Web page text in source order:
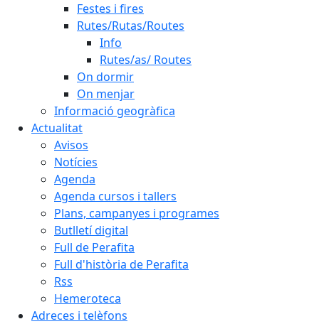
Festes i fires
Rutes/Rutas/Routes
Info
Rutes/as/ Routes
On dormir
On menjar
Informació geogràfica
Actualitat
Avisos
Notícies
Agenda
Agenda cursos i tallers
Plans, campanyes i programes
Butlletí digital
Full de Perafita
Full d'història de Perafita
Rss
Hemeroteca
Adreces i telèfons